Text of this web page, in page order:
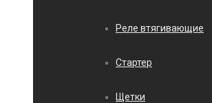
Реле втягивающие
Стартер
Щетки